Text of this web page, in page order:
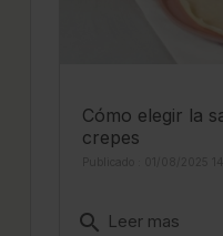
Cómo elegir la
crepes
search Leer mas